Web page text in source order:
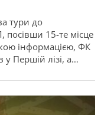
тури до
посівши 15-те місце
інформацією, ФК
у Першій лізі, а
клуб. Шаран
виступів у